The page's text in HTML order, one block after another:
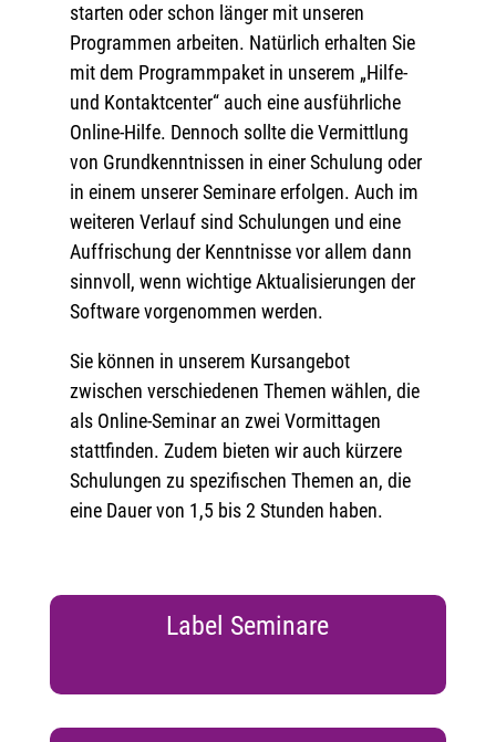
starten oder schon länger mit unseren
Programmen arbeiten. Natürlich erhalten Sie
mit dem Programmpaket in unserem „Hilfe-
und Kontaktcenter“ auch eine ausführliche
Online-Hilfe. Dennoch sollte die Vermittlung
von Grundkenntnissen in einer Schulung oder
in einem unserer Seminare erfolgen. Auch im
weiteren Verlauf sind Schulungen und eine
Auffrischung der Kenntnisse vor allem dann
sinnvoll, wenn wichtige Aktualisierungen der
Software vorgenommen werden.
Sie können in unserem Kursangebot
zwischen verschiedenen Themen wählen, die
als Online-Seminar an zwei Vormittagen
stattfinden. Zudem bieten wir auch kürzere
Schulungen zu spezifischen Themen an, die
eine Dauer von 1,5 bis 2 Stunden haben.
Label Seminare